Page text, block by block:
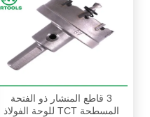
3 قاطع المنشار ذو الفتحة
المسطحة TCT للوحة الفولاذ